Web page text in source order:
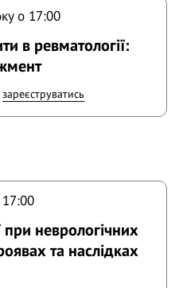
o 17:00
в ревматології:
зареєструватись
при неврологічних
та наслідках